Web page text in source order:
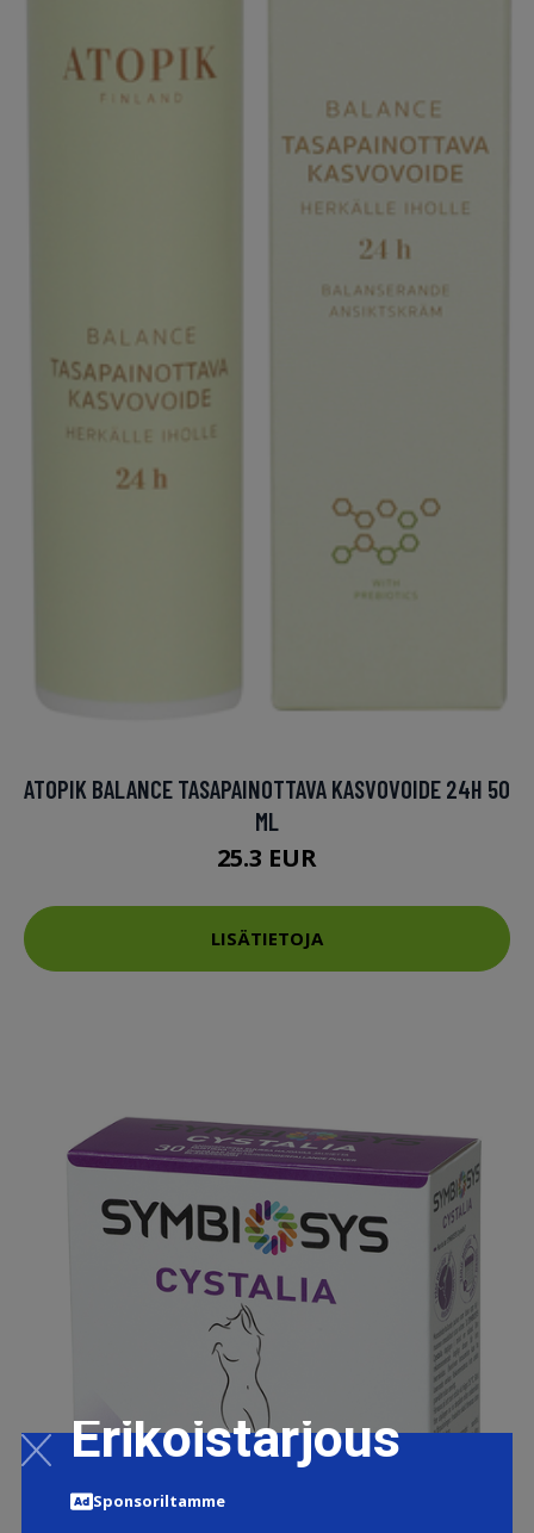
ATOPIK BALANCE TASAPAINOTTAVA KASVOVOIDE 24H 50
ML
25.3 EUR
LISÄTIETOJA
Erikoistarjous
Sponsoriltamme